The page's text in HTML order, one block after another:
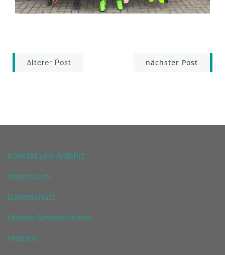
Post
älterer Post
Postnächster Post
Kontakt und Anfahrt
Impressum
Datenschutz
Unsere Schiedsrichter
Historie